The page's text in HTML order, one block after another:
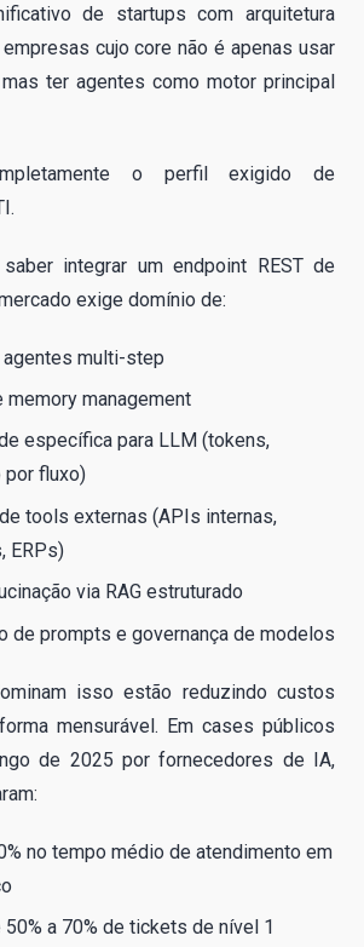
de startups com arquitetura
empresas cujo core não é apenas usar
ter agentes como motor principal
o perfil exigido de
integrar um endpoint REST de
exige domínio de:
multi-step
memory management
específica para LLM (tokens,
por fluxo)
tools externas (APIs internas,
ERPs)
via RAG estruturado
de prompts e governança de modelos
isso estão reduzindo custos
mensurável. Em cases públicos
de 2025 por fornecedores de IA,
no tempo médio de atendimento em
a 70% de tickets de nível 1